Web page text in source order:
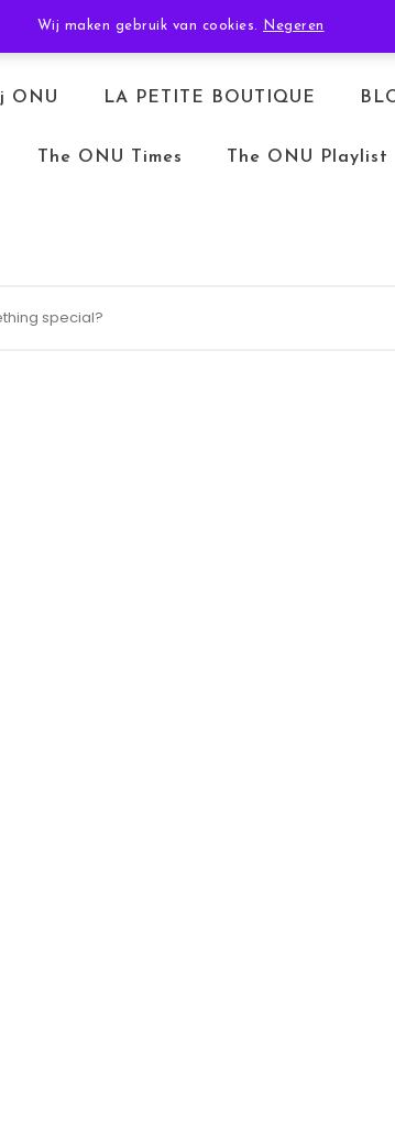
Wij maken gebruik van cookies. Negeren
& RETOURNEREN ALGEMENE VOORWAARDEN
ONU LA PETITE BOUTIQUE
The ONU Times The ONU Playlist